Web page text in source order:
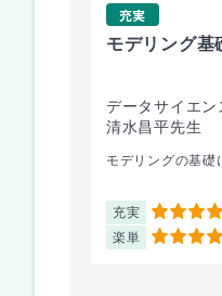
充実
モデリング基
データサイエ
清水昌平先生
モデリングの基礎
充実 5
楽単 4.5